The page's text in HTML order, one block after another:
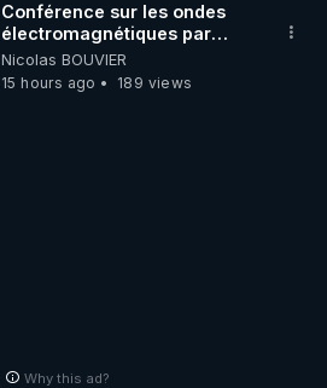
Conférence sur les ondes
électromagnétiques par
Grégoire Caustru et Bart de
Wever !
Nicolas BOUVIER
15 hours ago
189 views
Why this ad?